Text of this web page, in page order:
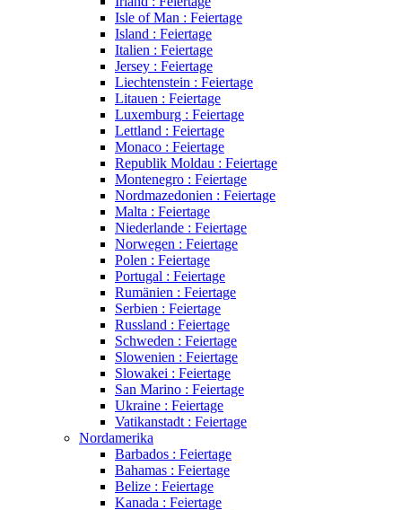
Isle of Man : Feiertage
Island : Feiertage
Italien : Feiertage
Jersey : Feiertage
Liechtenstein : Feiertage
Litauen : Feiertage
Luxemburg : Feiertage
Lettland : Feiertage
Monaco : Feiertage
Republik Moldau : Feiertage
Montenegro : Feiertage
Nordmazedonien : Feiertage
Malta : Feiertage
Niederlande : Feiertage
Norwegen : Feiertage
Polen : Feiertage
Portugal : Feiertage
Rumänien : Feiertage
Serbien : Feiertage
Russland : Feiertage
Schweden : Feiertage
Slowenien : Feiertage
Slowakei : Feiertage
San Marino : Feiertage
Ukraine : Feiertage
Vatikanstadt : Feiertage
Nordamerika
Barbados : Feiertage
Bahamas : Feiertage
Belize : Feiertage
Kanada : Feiertage